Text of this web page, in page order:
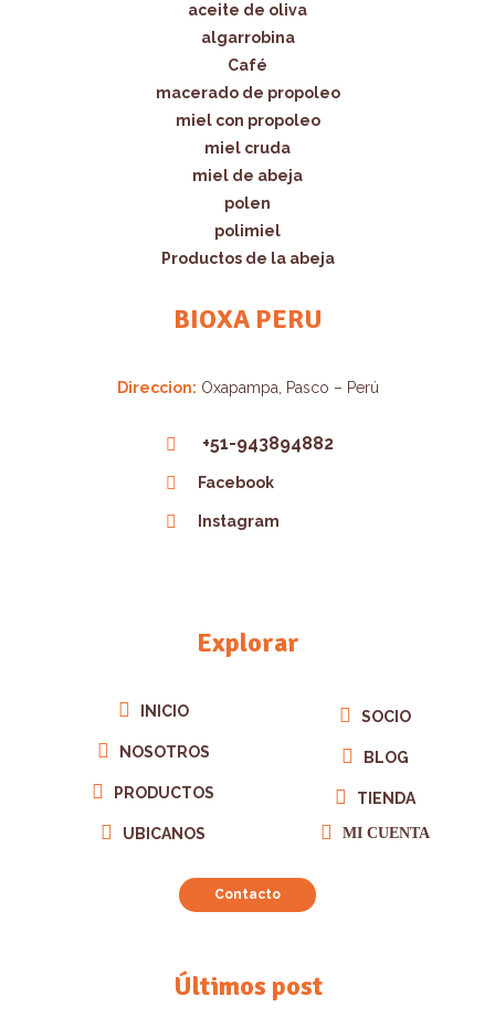
aceite de oliva
algarrobina
Café
macerado de propoleo
miel con propoleo
miel cruda
miel de abeja
polen
polimiel
Productos de la abeja
BIOXA PERU
Direccion: Oxapampa, Pasco – Perú
+51-943894882
Facebook
Instagram
Explorar
INICIO
NOSOTROS
PRODUCTOS
UBICANOS
SOCIO
BLOG
TIENDA
MI CUENTA
Contacto
Últimos post